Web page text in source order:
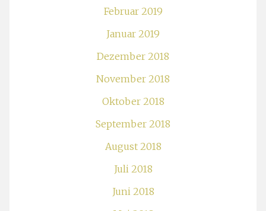
Februar 2019
Januar 2019
Dezember 2018
November 2018
Oktober 2018
September 2018
August 2018
Juli 2018
Juni 2018